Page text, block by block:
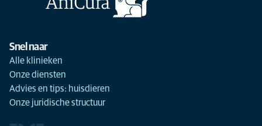
Snel naar
Alle klinieken
Onze diensten
Advies en tips: huisdieren
Onze juridische structuur